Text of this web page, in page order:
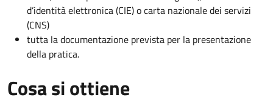
d’identità elettronica (CIE) o carta nazionale dei servizi
(CNS)
tutta la documentazione prevista per la presentazione
della pratica.
Cosa si ottiene